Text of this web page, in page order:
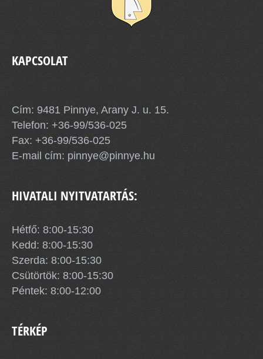
KAPCSOLAT
Cím: 9481 Pinnye, Arany J. u. 15.
Telefon: +36-99/536-025
Fax: +36-99/536-025
E-mail cím: pinnye@pinnye.hu
HIVATALI NYITVATARTÁS:
Hétfő: 8:00-15:30
Kedd: 8:00-15:30
Szerda: 8:00-15:30
Csütörtök: 8:00-15:30
Péntek: 8:00-12:00
TÉRKÉP